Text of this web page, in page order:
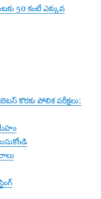
50 కంటే ఎక్కువ
కొరకు పోలిక పరీక్షలు: